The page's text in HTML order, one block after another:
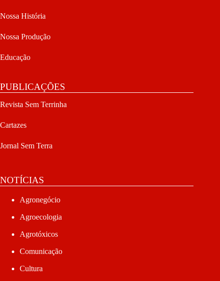
Nossa História
Nossa Produção
Educação
PUBLICAÇÕES
Revista Sem Terrinha
Cartazes
Jornal Sem Terra
NOTÍCIAS
Agronegócio
Agroecologia
Agrotóxicos
Comunicação
Cultura